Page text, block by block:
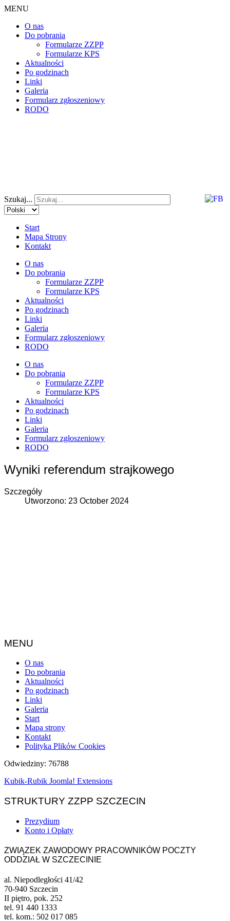
MENU
O nas
Do pobrania
Formularze ZZPP
Formularze KPS
Aktualności
Po godzinach
Linki
Galeria
Formularz zgłoszeniowy
RODO
Szukaj...
Start
Mapa Strony
Kontakt
O nas
Do pobrania
Formularze ZZPP
Formularze KPS
Aktualności
Po godzinach
Linki
Galeria
Formularz zgłoszeniowy
RODO
O nas
Do pobrania
Formularze ZZPP
Formularze KPS
Aktualności
Po godzinach
Linki
Galeria
Formularz zgłoszeniowy
RODO
Wyniki referendum strajkowego
Szczegóły
Utworzono: 23 October 2024
MENU
O nas
Do pobrania
Aktualności
Po godzinach
Linki
Galeria
Start
Mapa strony
Kontakt
Polityka Plików Cookies
Odwiedziny: 76788
Kubik-Rubik Joomla! Extensions
STRUKTURY ZZPP SZCZECIN
Prezydium
Konto i Opłaty
ZWIĄZEK ZAWODOWY PRACOWNIKÓW POCZTY
ODDZIAŁ W SZCZECINIE
al. Niepodległości 41/42
70-940 Szczecin
II piętro, pok. 252
tel. 91 440 1333
tel. kom.: 502 017 085